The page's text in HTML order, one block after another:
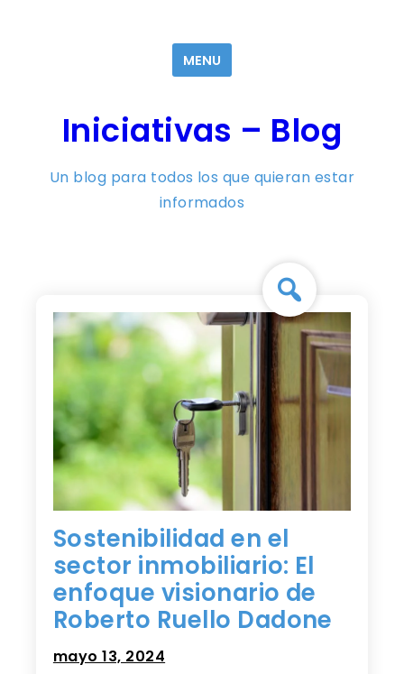
MENU
Iniciativas – Blog
Un blog para todos los que quieran estar
informados
Sostenibilidad en el
sector inmobiliario: El
enfoque visionario de
Roberto Ruello Dadone
mayo 13, 2024